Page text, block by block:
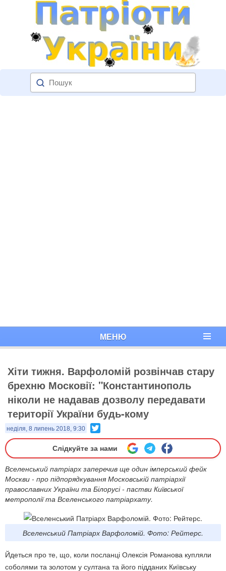
МЕНЮ
Хіти тижня. Варфоломій розвінчав стару
брехню Московії: "Константинополь
ніколи не надавав дозволу передавати
території України будь-кому
неділя, 8 липень 2018, 9:30
Слідкуйте за нами
Вселенський патріарх заперечив ще один імперський фейк
Москви - про підпорядкування Московській патріархії
православних України та Білорусі - пастви Київської
метрополії та Вселенського патріархату.
Вселенський Патріарх Варфоломій. Фото: Рейтерс.
Йдеться про те, що, коли посланці Олексія Романова купляли
соболями та золотом у султана та його підданих Київську